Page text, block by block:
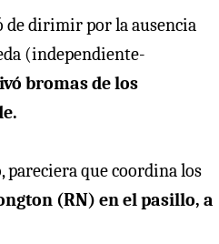
de dirimir por la ausencia
(independiente-
bromas de los
pareciera que coordina los
(RN) en el pasillo, a